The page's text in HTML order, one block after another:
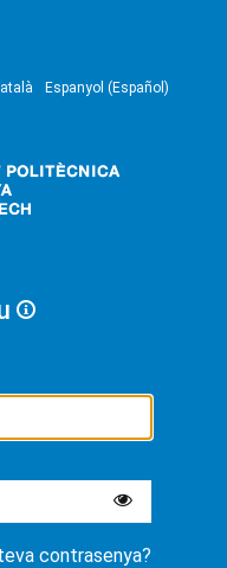
Espanyol (Español)
contrasenya?